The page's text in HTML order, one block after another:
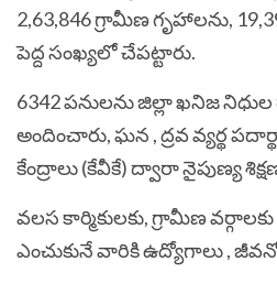
2,63,846 గ్రామీణ గృహాల‌ను,
పెద్ద సంఖ్యలో చేప‌ట్టారు.
6342 పనులను జిల్లా ఖనిజ
అందించారు, ఘన , ద్రవ వ్యర్థ
కేంద్రాలు (కేవీకే) ద్వారా నైపుణ్య
వలస కార్మికులకు, గ్రామీణ
ఎంచుకునే వారికి ఉద్యోగాలు ,